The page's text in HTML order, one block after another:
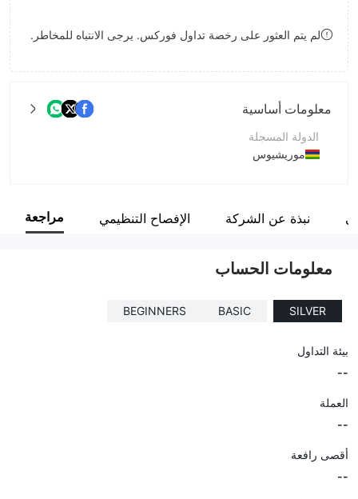
8
لم يتم العثور على رخصة تداول فوركس. يرجى الانتباه للمخاطر.
معلومات أساسية
الدولة المسجلة
موريشيوس
اسم الشركة
نبذة عن الشركة الإفصاح التنظيمي مراجعة
معلومات الحساب
SILVER
BASIC
BEGINNERS
بيئة التداول
--
العملة
--
أقصى رافعة
--